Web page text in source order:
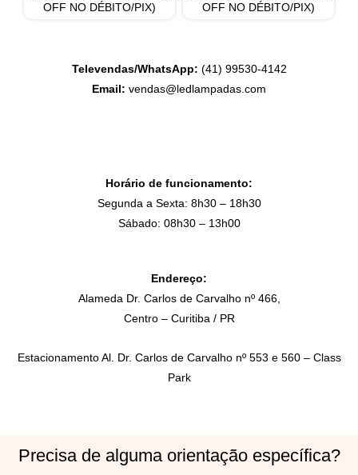
OFF NO DÉBITO/PIX)
OFF NO DÉBITO/PIX)
Televendas/WhatsApp: (41) 99530-4142
Email: vendas@ledlampadas.com
Horário de funcionamento:
Segunda a Sexta: 8h30 – 18h30
Sábado: 08h30 – 13h00
Endereço:
Alameda Dr. Carlos de Carvalho nº 466,
Centro – Curitiba / PR
Estacionamento Al. Dr. Carlos de Carvalho nº 553 e 560 – Class
Park
Precisa de alguma orientação específica?